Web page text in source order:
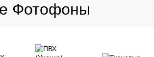
Фотофоны